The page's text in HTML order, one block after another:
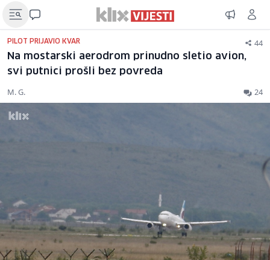
PILOT PRIJAVIO KVAR 44
Na mostarski aerodrom prinudno sletio avion,
svi putnici prošli bez povreda
M. G. 24